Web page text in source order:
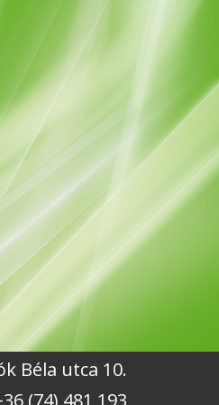
Béla utca 10.
(74) 481 193